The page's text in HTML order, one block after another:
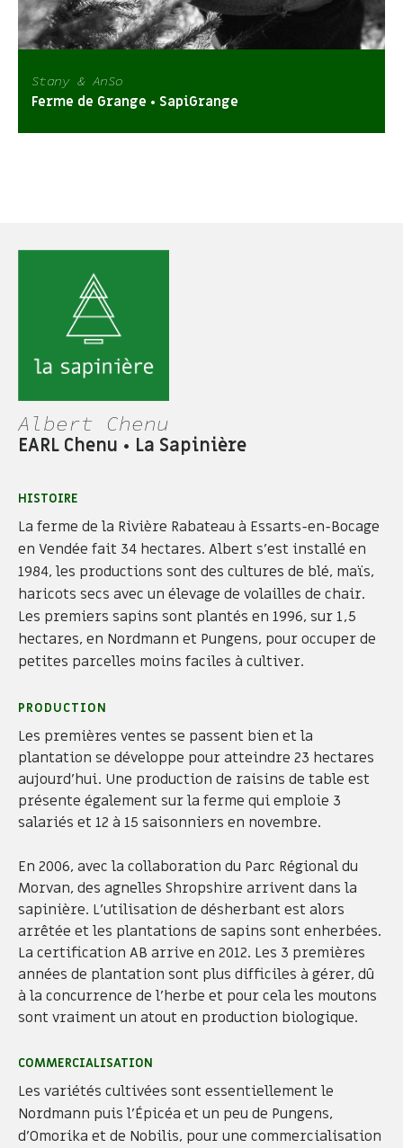
Stany & AnSo
Ferme de Grange • SapiGrange
Albert Chenu
EARL Chenu • La Sapinière
HISTOIRE
La ferme de la Rivière Rabateau à Essarts-en-Bocage
en Vendée fait 34 hectares. Albert s'est installé en
1984, les productions sont des cultures de blé, maïs,
haricots secs avec un élevage de volailles de chair.
Les premiers sapins sont plantés en 1996, sur 1,5
hectares, en Nordmann et Pungens, pour occuper de
petites parcelles moins faciles à cultiver.
PRODUCTION
Les premières ventes se passent bien et la
plantation se développe pour atteindre 23 hectares
aujourd'hui. Une production de raisins de table est
présente également sur la ferme qui emploie 3
salariés et 12 à 15 saisonniers en novembre.
En 2006, avec la collaboration du Parc Régional du
Morvan, des agnelles Shropshire arrivent dans la
sapinière. L'utilisation de désherbant est alors
arrêtée et les plantations de sapins sont enherbées.
La certification AB arrive en 2012. Les 3 premières
années de plantation sont plus difficiles à gérer, dû
à la concurrence de l'herbe et pour cela les moutons
sont vraiment un atout en production biologique.
COMMERCIALISATION
Les variétés cultivées sont essentiellement le
Nordmann puis l'Épicéa et un peu de Pungens,
d'Omorika et de Nobilis, pour une commercialisation